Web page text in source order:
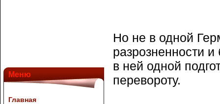
Меню
Главная
Но не в одной
разрозненности
в ней одной
перевороту.